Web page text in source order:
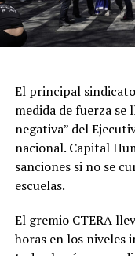
policial, dos
que fueron
Waikiki.
Luego, se realizó un
encontró el cuerpo
determinó que
compatibles con
Los primeros
El informe
Funcional de
víctima presentaba
además de otros
El principal
medida de fuerza se
negativa” del
nacional. Capital
sanciones si no se
escuelas.
El gremio CTERA
horas en los niveles